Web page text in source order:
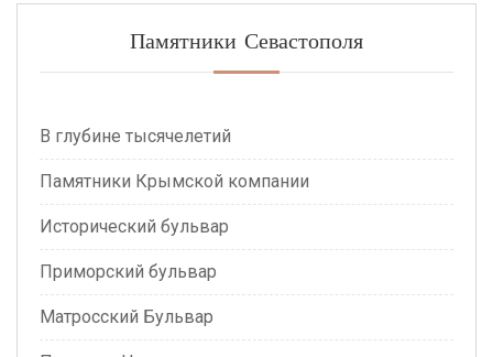
Памятники Севастополя
В глубине тысячелетий
Памятники Крымской компании
Исторический бульвар
Приморский бульвар
Матросский Бульвар